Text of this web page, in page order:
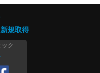
新規取得
ク